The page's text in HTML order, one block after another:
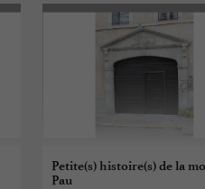
Petite(s) histoire(s) de la
Pau